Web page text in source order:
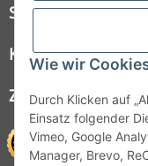
Wie wir
Durch Klicken auf
Einsatz folgender
Vimeo, Google
Manager, Brevo,
Steelboxx
Kundenservice